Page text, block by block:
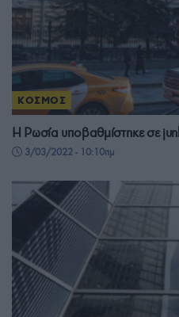
ΚΟΣΜΟΣ
Η Ρωσία υποβαθμίστηκε σε
3/03/2022 - 10:10πμ